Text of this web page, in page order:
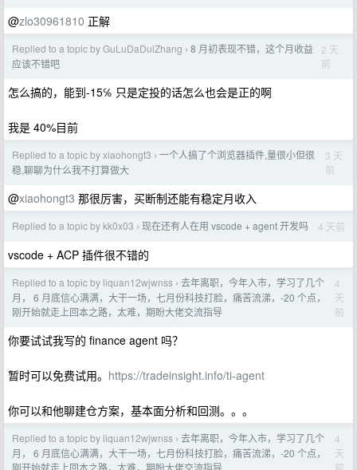
@zlo30961810 正解
Replied to a topic by GuLuDaDuiZhang › 8 月初表现不错，这个月收益
应该不错吧
2 天
前
怎么搞的，能到-15℅ 只是定投的话怎么也会是正的啊
我是 40%目前
Replied to a topic by xiaohongt3 › 一个人搞了个浏览器插件,量很小但很
稳,聊聊为什么我不打算做大
3 天
前
@xiaohongt3 那很厉害，买断制还能有稳定月收入
Replied to a topic by kk0x03 › 现在还有人在用 vscode + agent 开发吗 4 天前
vscode + ACP 插件很不错的
Replied to a topic by liquan12wjwnss › 去年离职，今年入市，学习了几个
月， 6 月底信心满满，大干一场，七月份科技打脸，痛苦流涕，-20 个点，
刚开始就走上回本之路，太难，期盼大佬交流指导
4
天
前
你要试试我写的 finance agent 吗？
暂时可以免费试用。 https://tradeinsight.info/ti-agent
你可以和他聊建仓方案，基本面分析和回测。。。
Replied to a topic by liquan12wjwnss › 去年离职，今年入市，学习了几个
月， 6 月底信心满满，大干一场，七月份科技打脸，痛苦流涕，-20 个点，
刚开始就走上回本之路，太难，期盼大佬交流指导
4
天
前